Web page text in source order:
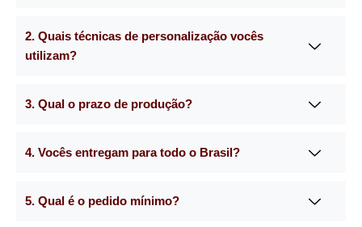
2. Quais técnicas de personalização vocês
utilizam?
3. Qual o prazo de produção?
4. Vocês entregam para todo o Brasil?
5. Qual é o pedido mínimo?